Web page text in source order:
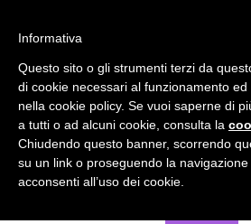
Il Blog del Garden Club
accetta l'uso dei cookies previsto
Fai clic per abilitare/
Google Analytics.
OK Privacy e
Informativa
Questo sito o gli strumenti terzi da
di cookie necessari al funzionamento
nella cookie policy. Se vuoi saperne di
a tutti o ad alcuni cookie, consulta la
Chiudendo questo banner, scorrendo
su un link o proseguendo la navigazione
acconsenti all’uso dei cookie.